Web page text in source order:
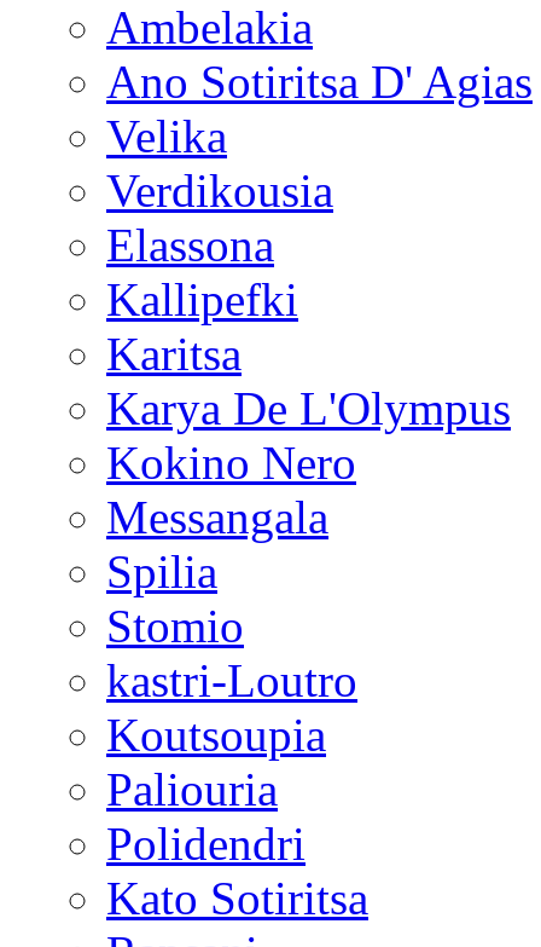
Ambelakia
Ano Sotiritsa D' Agias
Velika
Verdikousia
Elassona
Kallipefki
Karitsa
Karya De L'Olympus
Kokino Nero
Messangala
Spilia
Stomio
kastri-Loutro
Koutsoupia
Paliouria
Polidendri
Kato Sotiritsa